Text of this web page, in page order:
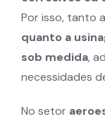
Por isso, tanto a
quanto a
sob medida,
necessidades
No setor